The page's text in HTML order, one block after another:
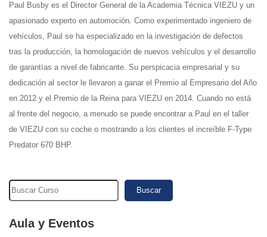
Paul Busby es el Director General de la Academia Técnica VIEZU y un
apasionado experto en automoción. Como experimentado ingeniero de
vehículos, Paul se ha especializado en la investigación de defectos
tras la producción, la homologación de nuevos vehículos y el desarrollo
de garantías a nivel de fabricante. Su perspicacia empresarial y su
dedicación al sector le llevaron a ganar el Premio al Empresario del Año
en 2012 y el Premio de la Reina para VIEZU en 2014. Cuando no está
al frente del negocio, a menudo se puede encontrar a Paul en el taller
de VIEZU con su coche o mostrando a los clientes el increíble F-Type
Predator 670 BHP.
Buscar
Aula y Eventos